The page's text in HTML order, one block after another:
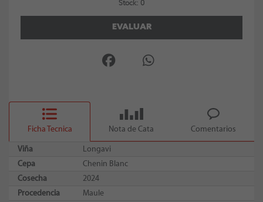
Stock: 0
EVALUAR
Ficha Tecnica Nota de Cata Comentarios
Viña
Longavi
Cepa
Chenin Blanc
Cosecha
2024
Procedencia
Maule